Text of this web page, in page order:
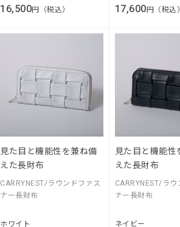
16,500円（税込） 17,600 円（税込）
見た目と機能性を兼ね備
えた長財布
CARRYNEST/ラウンドファス
ナー長財布
ホワイト
見た目と機能性
えた長財布
CARRYNEST/ラウ
ナー長財布
ネイビー